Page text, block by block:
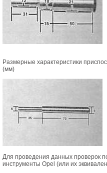
Размерные характеристики
(мм)
Для проведения данных проверок
инструменты Opel (или их